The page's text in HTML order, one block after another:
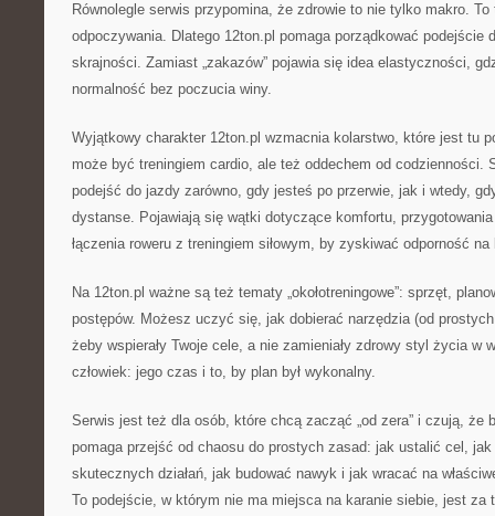
Równolegle serwis przypomina, że zdrowie to nie tylko makro.
odpoczywania. Dlatego 12ton.pl pomaga porządkować podejście
skrajności. Zamiast „zakazów” pojawia się idea elastyczności,
normalność bez poczucia winy.
Wyjątkowy charakter 12ton.pl wzmacnia kolarstwo, które jest tu
może być treningiem cardio, ale też oddechem od codzienności.
podejść do jazdy zarówno, gdy jesteś po przerwie, jak i wtedy,
dystanse. Pojawiają się wątki dotyczące komfortu,
łączenia roweru z treningiem siłowym, by zyskiwać odporność
Na 12ton.pl ważne są też tematy „okołotreningowe”: sprzęt,
postępów. Możesz uczyć się, jak dobierać narzędzia (od
żeby wspierały Twoje cele, a nie zamieniały zdrowy styl życia w
człowiek: jego czas i to, by plan był wykonalny.
Serwis jest też dla osób, które chcą zacząć „od zera” i czują, że
pomaga przejść od chaosu do prostych zasad: jak ustalić cel,
skutecznych działań, jak budować nawyk i jak wracać na
To podejście, w którym nie ma miejsca na karanie siebie, jest za